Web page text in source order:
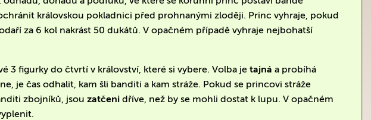
královskou pokladnici před prohnanými zloději. Princ vyhraje, pokud
za 6 kol nakrást 50 dukátů. V opačném případě vyhraje nejbohatší
3 figurky do čtvrtí v království, které si vybere. Volba jetajnáa probíhá
je čas odhalit, kam šli banditi a kam stráže. Pokud se princovi stráže
zbojníků, jsouzatčenidříve, než by se mohli dostat k lupu. V opačném